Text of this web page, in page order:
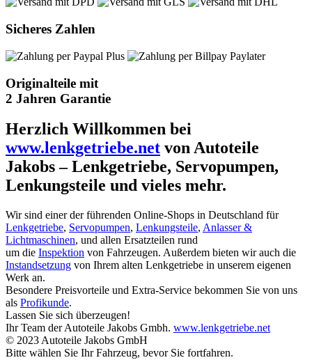
Sicheres Zahlen
Originalteile mit
2 Jahren Garantie
Herzlich Willkommen bei
www.lenkgetriebe.net von Autoteile
Jakobs – Lenkgetriebe, Servopumpen,
Lenkungsteile und vieles mehr.
Wir sind einer der führenden Online-Shops in Deutschland für
Lenkgetriebe, Servopumpen, Lenkungsteile, Anlasser &
Lichtmaschinen, und allen Ersatzteilen rund
um die Inspektion von Fahrzeugen. Außerdem bieten wir auch die
Instandsetzung von Ihrem alten Lenkgetriebe in unserem eigenen
Werk an.
Besondere Preisvorteile und Extra-Service bekommen Sie von uns
als Profikunde.
Lassen Sie sich überzeugen!
Ihr Team der Autoteile Jakobs Gmbh. www.lenkgetriebe.net
© 2023 Autoteile Jakobs GmbH
Bitte wählen Sie Ihr Fahrzeug, bevor Sie fortfahren.